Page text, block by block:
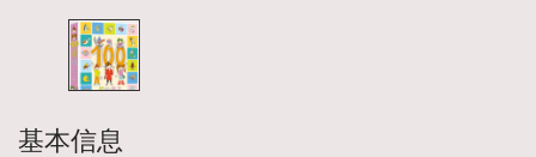
基本信息